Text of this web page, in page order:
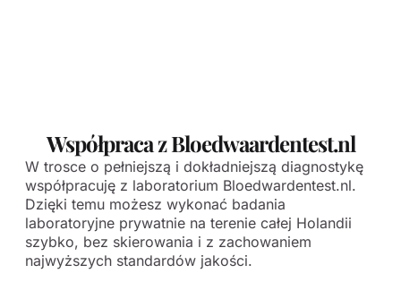
Współpraca z Bloedwaardentest.nl
W trosce o pełniejszą i dokładniejszą diagnostykę
współpracuję z laboratorium Bloedwardentest.nl.
Dzięki temu możesz wykonać badania
laboratoryjne prywatnie na terenie całej Holandii
szybko, bez skierowania i z zachowaniem
najwyższych standardów jakości.